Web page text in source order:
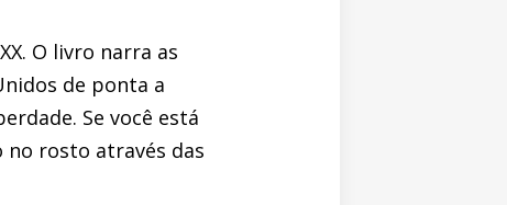
O livro narra as
de ponta a
Se você está
no rosto através das